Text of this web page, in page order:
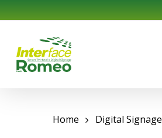
to
content
Home Digital Signage